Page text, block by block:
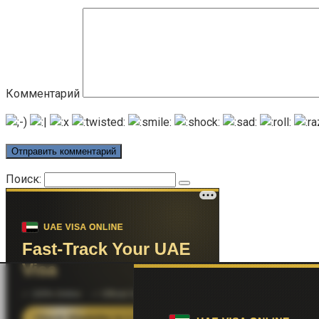
Комментарий
Поиск: